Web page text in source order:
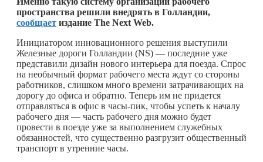
пространства решили внедрять в Голландии,
сообщает издание The Next Web.
Инициатором инновационного решения выступили
Железные дороги Голландии (NS) — последние уже
представили дизайн нового интерьера для поезда. Спрос
на необычный формат рабочего места ждут со стороны
работников, слишком много времени затрачивающих на
дорогу до офиса и обратно. Теперь им не придется
отправляться в офис в часы-пик, чтобы успеть к началу
рабочего дня — часть рабочего дня можно будет
провести в поезде уже за выполнением служебных
обязанностей, что существенно разгрузит общественный
транспорт в утренние часы.